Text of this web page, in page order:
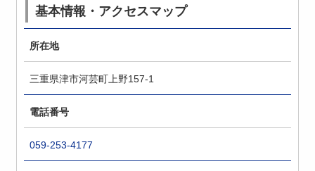
基本情報・アクセスマップ
所在地
三重県津市河芸町上野157-1
電話番号
059-253-4177